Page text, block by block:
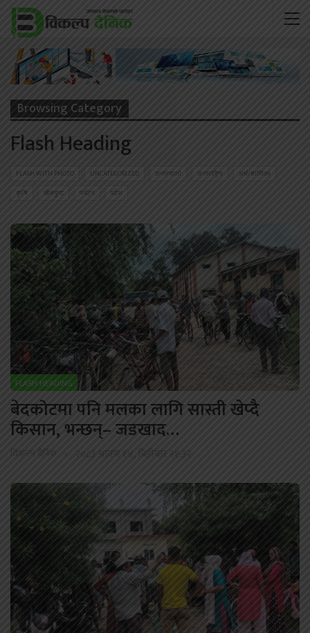
Browsing Category
Flash Heading
FLASH WITH PHOTO UNCATEGORIZED अन्तरवार्ता अन्तराष्ट्रिय
अर्थ/बाणिज्य
कृषि
खेलकुद पर्यटन प्रदेश
FLASH HEADING
बेदकोटमा पनि मलका लागि सास्ती खेप्दै
किसान, भन्छन्– जडखाद…
विकल्प दैनिक २०८३ श्रावण १४, बिहीबार २१:३२